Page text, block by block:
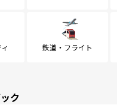
鉄道・フライト
ク